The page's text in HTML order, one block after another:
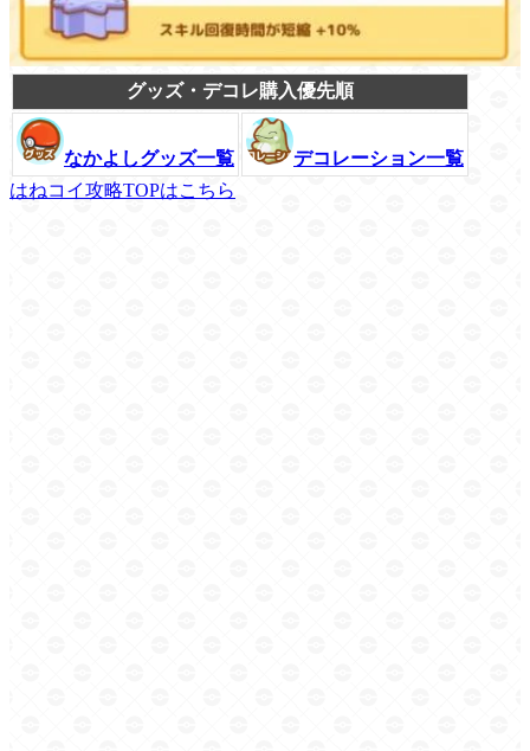
グッズ・デコレ購入優先順
なかよしグッズ一覧
デコレーション一覧
はねコイ攻略TOPはこちら